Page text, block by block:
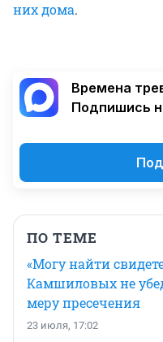
них дома.
Времена
Подпишись
ПО ТЕМЕ
«Могу найти
Камшиловых не
меру пресечения
23 июля, 17:02